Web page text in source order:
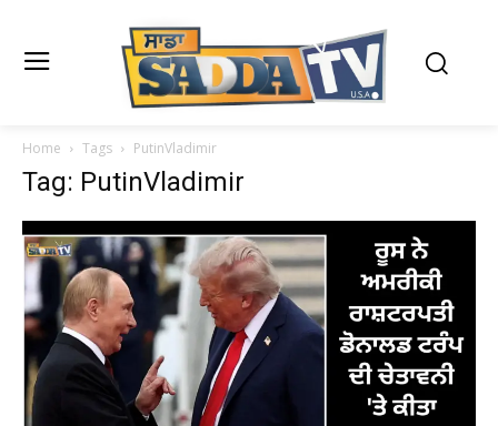
Home Tags PutinVladimir
Tag: PutinVladimir